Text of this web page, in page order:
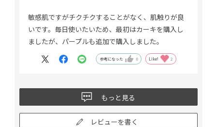
敏感肌ですがチクチクすることがなく、肌触りが良
いです。毎日使いたいため、最初はカーキを購入し
ましたが、パープルも追加で購入しました。
参考になった 0 Like! 2
もっと見る
レビューを書く